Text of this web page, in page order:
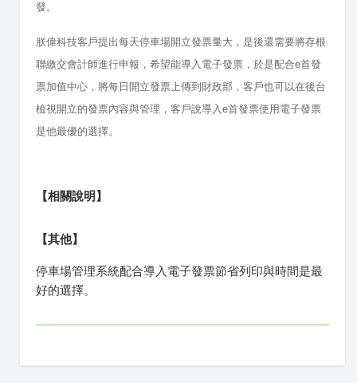
發。
朕偉科技客戶提出每天停車場開立發票量大，是後還需要將存根
聯繳交會計師進行申報，希望能導入電子發票，於是配合e首發
票加值中心，將每日開立發票上傳到財政部，客戶也可以在後台
檢視開立的發票內容與管理，客戶說導入e首發票使用電子發票
是他最優的選擇。
【相關說明】
【其他】
停車場管理系統配合導入電子發票節省列印與時間是最
好的選擇。